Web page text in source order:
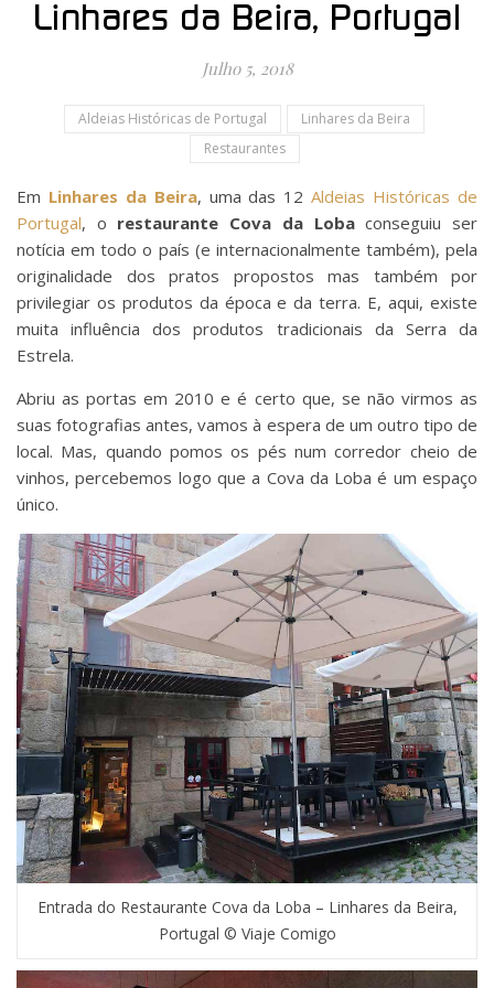
Linhares da Beira, Portugal
Julho 5, 2018
Aldeias Históricas de Portugal
Linhares da Beira
Restaurantes
Em Linhares da Beira, uma das 12Aldeias Históricas de
Portugal, o restaurante Cova da Lobaconseguiu ser
notícia em todo o país (e internacionalmente também), pela
originalidade dos pratos propostos mas também por
privilegiar os produtos da época e da terra. E, aqui, existe
muita influência dos produtos tradicionais da Serra da
Estrela.
Abriu as portas em 2010 e é certo que, se não virmos as
suas fotografias antes, vamos à espera de um outro tipo de
local. Mas, quando pomos os pés num corredor cheio de
vinhos, percebemos logo que a Cova da Loba é um espaço
único.
Entrada do Restaurante Cova da Loba – Linhares da Beira,
Portugal © Viaje Comigo